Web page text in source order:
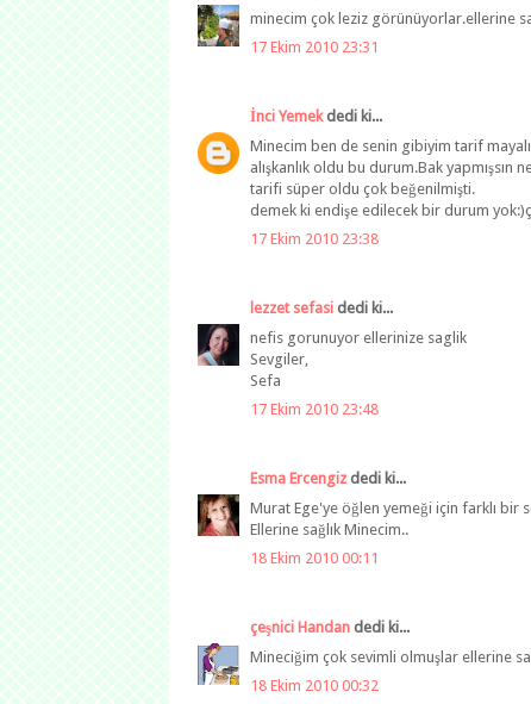
minecim çok leziz görünüyorlar.ellerine
17 Ekim 2010 23:31
İnci Yemekdedi ki...
Minecim ben de senin gibiyim tarif
alışkanlık oldu bu durum.Bak
tarifi süper oldu çok beğenilmişti.
demek ki endişe edilecek bir durum
17 Ekim 2010 23:38
lezzet sefasi dedi ki...
nefis gorunuyor ellerinize saglik
Sevgiler,
Sefa
17 Ekim 2010 23:48
Esma Ercengiz dedi ki...
Murat Ege'ye öğlen yemeği için farklı bir
Ellerine sağlık Minecim..
18 Ekim 2010 00:11
çeşnici Handan dedi ki...
Mineciğim çok sevimli olmuşlar ellerine
18 Ekim 2010 00:32